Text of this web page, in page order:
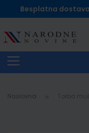
Besplatna
Naslovna